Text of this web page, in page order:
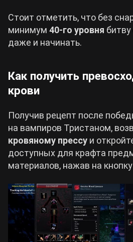
Стоит отметить, что без
минимум 40-го уровня
даже и начинать.
Как получить
крови
Получив рецепт после
на вампиров Тристаном,
кровяному прессу и
доступных для крафта
материалов, нажав на